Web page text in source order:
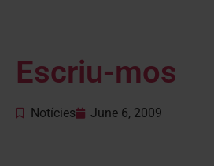
Escriu-mos
Notícies June 6, 2009